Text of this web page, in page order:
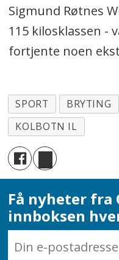
Sigmund Røtnes
115 kilosklassen -
fortjente noen
SPORT BRYTING
KOLBOTN IL
Få nyheter fra
innboksen